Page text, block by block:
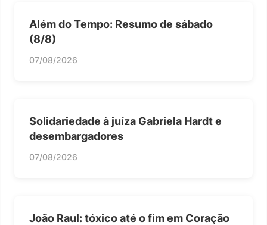
Além do Tempo: Resumo de sábado
(8/8)
07/08/2026
Solidariedade à juíza Gabriela Hardt e
desembargadores
07/08/2026
João Raul: tóxico até o fim em Coração